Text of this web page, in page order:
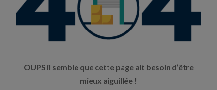
OUPS il semble que cette page ait besoin d’être
mieux aiguillée !